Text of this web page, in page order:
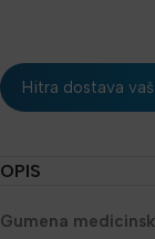
Hitra dostava
OPIS
Gumena